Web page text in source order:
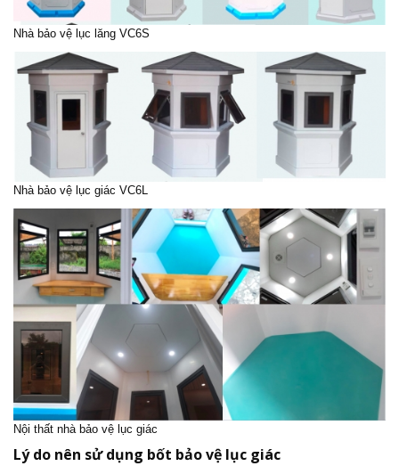
Nhà bảo vệ lục lăng VC6S
Nhà bảo vệ lục giác VC6L
Nội thất nhà bảo vệ lục giác
Lý do nên sử dụng bốt bảo vệ lục giác